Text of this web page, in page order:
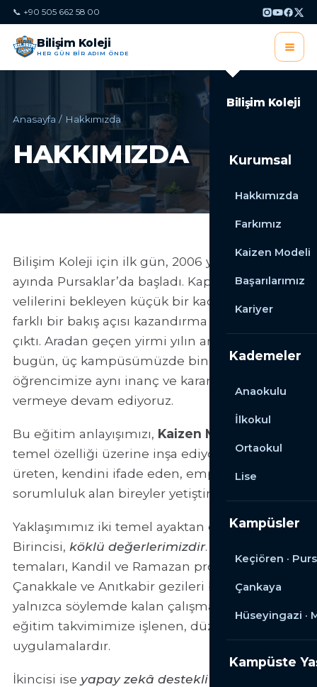
📞 +90 505 662 58 00
Bilişim Koleji
HER GÜN BİR ADIM ÖNDE
Bilişim Koleji
Kurumsal
Hakkımızda
Farkımız
Kaizen Modeli
Başarılarımız
Kariyer
Kademeler
Anaokulu
İlkokul
Ortaokul
Lise
Kampüsler
Keçiören ·
Çankaya
Hüseyingazi ·
Kampüste
Anasayfa / Hakkımızda
HAKKIMIZDA
Bilişim Koleji için ilk gün, 2006 yılının Eylül
ayında Pursaklar’da başladı. Kapısında ilk
velilerini bekleyen küçük bir kadro, eğitime
farklı bir bakış açısı kazandırma iddiasıyla yola
çıktı. Aradan geçen yirmi yılın ardından
bugün, üç kampüsümüzde binlerce
öğrencimize aynı inanç ve kararlılıkla eğitim
vermeye devam ediyoruz.
Bu eğitim anlayışımızı, Kaizen Modeli
temel özelliği üzerine inşa ediyoruz: düşünen,
üreten, kendini ifade eden, empati kuran ve
sorumluluk alan bireyler yetiştirmek.
Yaklaşımımız iki temel ayaktan oluşmaktadır.
Birincisi, köklü değerlerimizdir. Haftalık değer
temaları, Kandil ve Ramazan programları,
Çanakkale ve Anıtkabir gezileri bizim için
yalnızca söylemde kalan çalışmalar değildir;
eğitim takvimimize işlenen, düzenli ve somut
uygulamalardır.
İkincisi ise yapay zekâ destekli üretim